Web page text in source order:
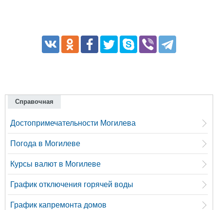
Справочная
Достопримечательности Могилева
Погода в Могилеве
Курсы валют в Могилеве
График отключения горячей воды
График капремонта домов